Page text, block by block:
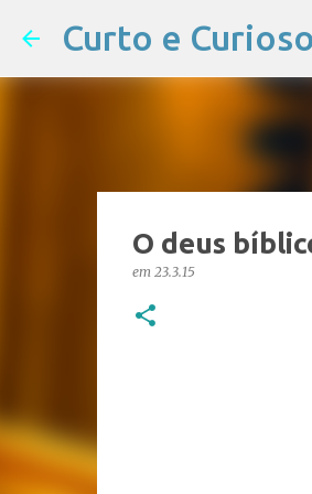
Curto e Curioso
O deus
em 23.3.15